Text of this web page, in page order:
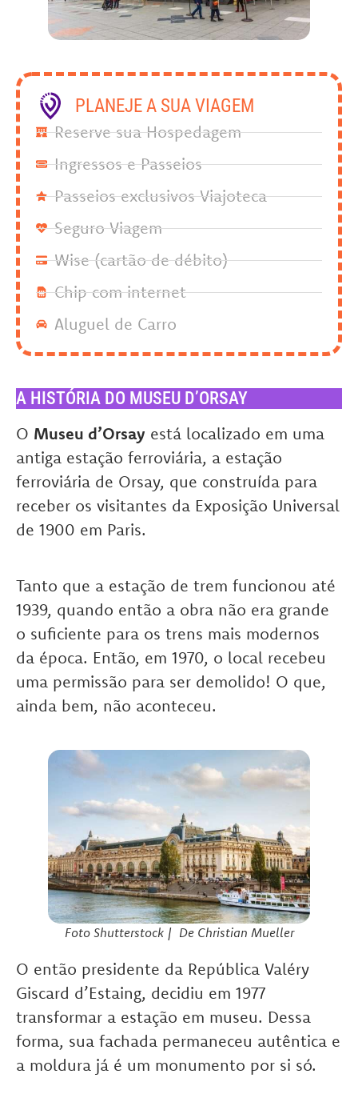
PLANEJE A SUA VIAGEM
Reserve sua Hospedagem
Ingressos e Passeios
Passeios exclusivos Viajoteca
Seguro Viagem
Wise (cartão de débito)
Chip com internet
Aluguel de Carro
A HISTÓRIA DO MUSEU D’ORSAY
O Museu d’Orsay está localizado em uma
antiga estação ferroviária, a estação
ferroviária de Orsay, que construída para
receber os visitantes da Exposição Universal
de 1900 em Paris.
Tanto que a estação de trem funcionou até
1939, quando então a obra não era grande
o suficiente para os trens mais modernos
da época. Então, em 1970, o local recebeu
uma permissão para ser demolido! O que,
ainda bem, não aconteceu.
Foto Shutterstock| De Christian Mueller
O então presidente da República Valéry
Giscard d’Estaing, decidiu em 1977
transformar a estação em museu. Dessa
forma, sua fachada permaneceu autêntica e
a moldura já é um monumento por si só.